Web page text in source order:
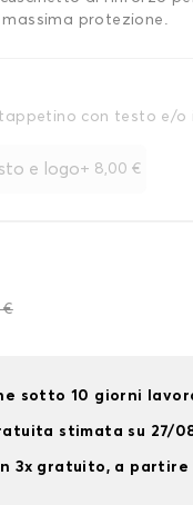
protezione.
con testo e/o
e logo+ 8,00 €
€
sotto 10 giorni
stimata su 27/
3x gratuito, a